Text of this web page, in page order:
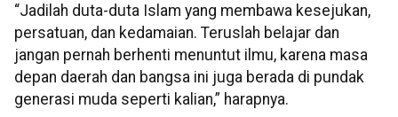
“Jadilah duta-duta Islam yang membawa kesejukan,
persatuan, dan kedamaian. Teruslah belajar dan
jangan pernah berhenti menuntut ilmu, karena masa
depan daerah dan bangsa ini juga berada di pundak
generasi muda seperti kalian,” harapnya.